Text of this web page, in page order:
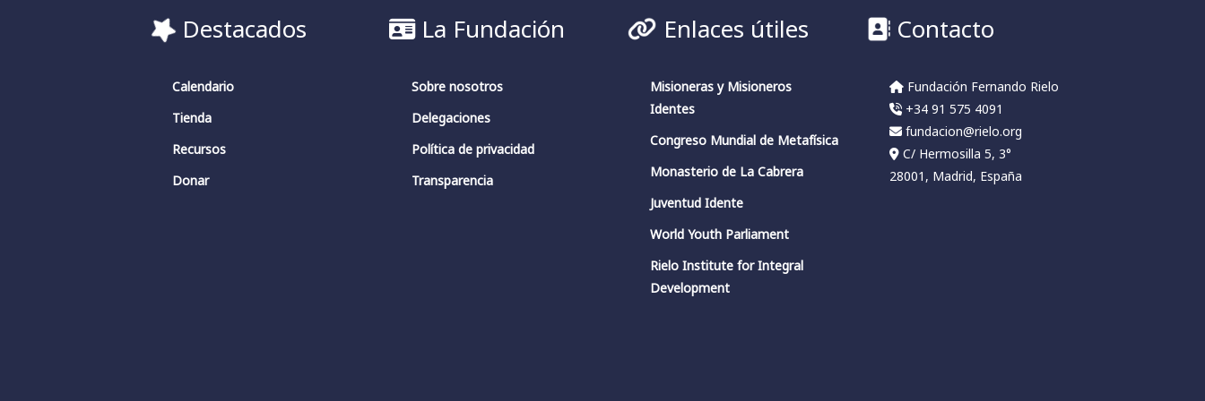
Destacados
Calendario
Tienda
Recursos
Donar
La Fundación
Sobre nosotros
Delegaciones
Política de privacidad
Transparencia
Enlaces útiles
Misioneras y Misioneros
Identes
Congreso Mundial de Metafísica
Monasterio de La Cabrera
Juventud Idente
World Youth Parliament
Rielo Institute for Integral
Development
Contacto
Fundación Fernando Rielo
+34 91 575 4091
fundacion@rielo.org
C/ Hermosilla 5, 3°
28001, Madrid, España